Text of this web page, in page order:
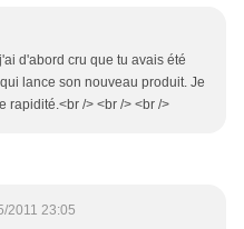
d'abord cru que tu avais été
lance son nouveau produit. Je
rapidité.<br /> <br /> <br />
2011 23:05